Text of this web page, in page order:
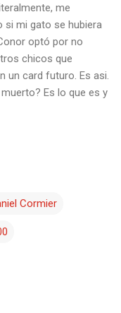
me
si mi gato se hubiera
optó por no
chicos que
un card futuro. Es asi.
Es lo que es y
Cormier